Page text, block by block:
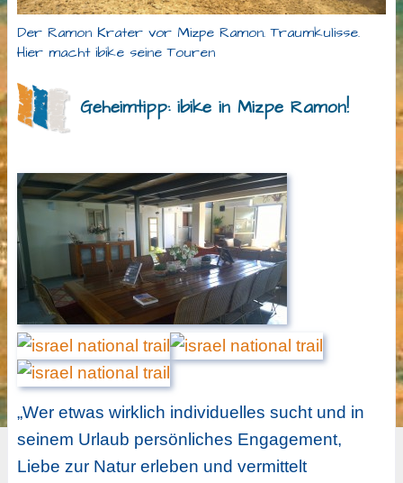
Der Ramon Krater vor Mizpe Ramon. Traumkulisse.
Hier macht ibike seine Touren
Geheimtipp: ibike in Mizpe Ramon!
„Wer etwas wirklich individuelles sucht und in
seinem Urlaub persönliches Engagement,
Liebe zur Natur erleben und vermittelt